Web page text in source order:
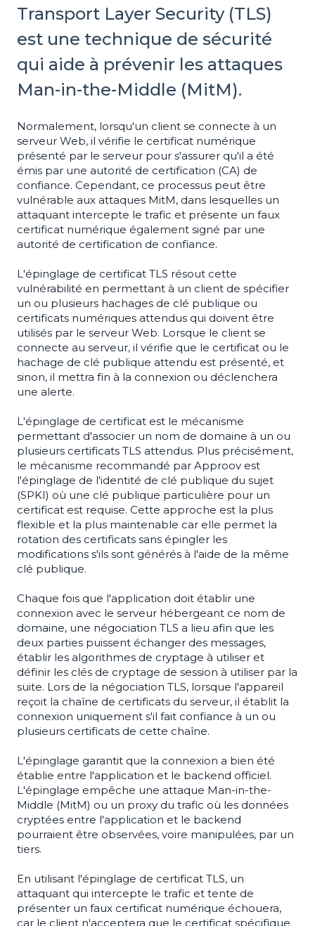
Transport Layer Security (TLS)
est une technique de sécurité
qui aide à prévenir les attaques
Man-in-the-Middle (MitM).
Normalement, lorsqu'un client se connecte à un
serveur Web, il vérifie le certificat numérique
présenté par le serveur pour s'assurer qu'il a été
émis par une autorité de certification (CA) de
confiance. Cependant, ce processus peut être
vulnérable aux attaques MitM, dans lesquelles un
attaquant intercepte le trafic et présente un faux
certificat numérique également signé par une
autorité de certification de confiance.
L'épinglage de certificat TLS résout cette
vulnérabilité en permettant à un client de spécifier
un ou plusieurs hachages de clé publique ou
certificats numériques attendus qui doivent être
utilisés par le serveur Web. Lorsque le client se
connecte au serveur, il vérifie que le certificat ou le
hachage de clé publique attendu est présenté, et
sinon, il mettra fin à la connexion ou déclenchera
une alerte.
L'épinglage de certificat est le mécanisme
permettant d'associer un nom de domaine à un ou
plusieurs certificats TLS attendus. Plus précisément,
le mécanisme recommandé par Approov est
l'épinglage de l'identité de clé publique du sujet
(SPKI) où une clé publique particulière pour un
certificat est requise. Cette approche est la plus
flexible et la plus maintenable car elle permet la
rotation des certificats sans épingler les
modifications s'ils sont générés à l'aide de la même
clé publique.
Chaque fois que l'application doit établir une
connexion avec le serveur hébergeant ce nom de
domaine, une négociation TLS a lieu afin que les
deux parties puissent échanger des messages,
établir les algorithmes de cryptage à utiliser et
définir les clés de cryptage de session à utiliser par la
suite. Lors de la négociation TLS, lorsque l'appareil
reçoit la chaîne de certificats du serveur, il établit la
connexion uniquement s'il fait confiance à un ou
plusieurs certificats de cette chaîne.
L'épinglage garantit que la connexion a bien été
établie entre l'application et le backend officiel.
L'épinglage empêche une attaque Man-in-the-
Middle (MitM) ou un proxy du trafic où les données
cryptées entre l'application et le backend
pourraient être observées, voire manipulées, par un
tiers.
En utilisant l'épinglage de certificat TLS, un
attaquant qui intercepte le trafic et tente de
présenter un faux certificat numérique échouera,
car le client n'acceptera que le certificat spécifique